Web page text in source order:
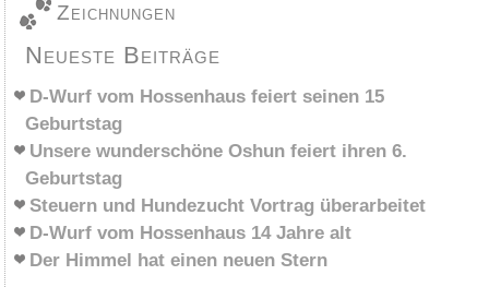
Zeichnungen
Neueste Beiträge
D-Wurf vom Hossenhaus feiert seinen 15
Geburtstag
Unsere wunderschöne Oshun feiert ihren 6.
Geburtstag
Steuern und Hundezucht Vortrag überarbeitet
D-Wurf vom Hossenhaus 14 Jahre alt
Der Himmel hat einen neuen Stern